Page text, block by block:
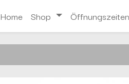
Home Shop Öffnungszeiten